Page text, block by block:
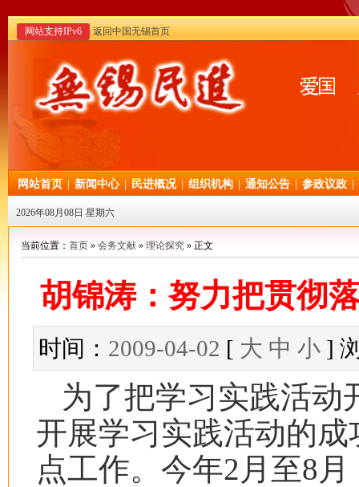
网站支持IPv6 ·返回中国无锡首页
网站首页 新闻中心 民进概况 组织机构 通知公告 参政议政
2026年08月08日 星期六
当前位置： 首页 » 会务文献 » 理论探究 » 正文
胡锦涛：努力把贯彻
时间： 2009-04-02 [ 大 中 小]
为了把学习实践活动
开展学习实践活动的
点工作。今年2 月至8